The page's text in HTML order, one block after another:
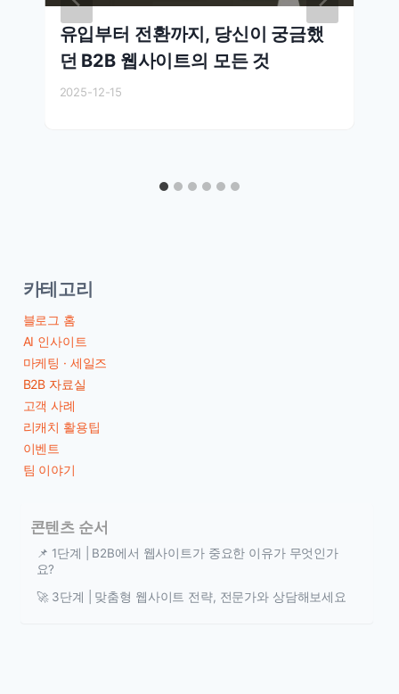
유입부터 전환까지, 당신이 궁금했
던 B2B 웹사이트의 모든 것
2025-12-15
카테고리
블로그 홈
AI 인사이트
마케팅 · 세일즈
B2B 자료실
고객 사례
리캐치 활용팁
이벤트
팀 이야기
콘텐츠 순서
📌 1단계 | B2B에서 웹사이트가 중요한 이유가 무엇인가
요?
🚀 3단계 | 맞춤형 웹사이트 전략, 전문가와 상담해보세요